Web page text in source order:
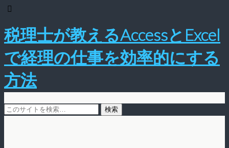
税理士が教えるAccessとExcel
で経理の仕事を効率的にする
方法